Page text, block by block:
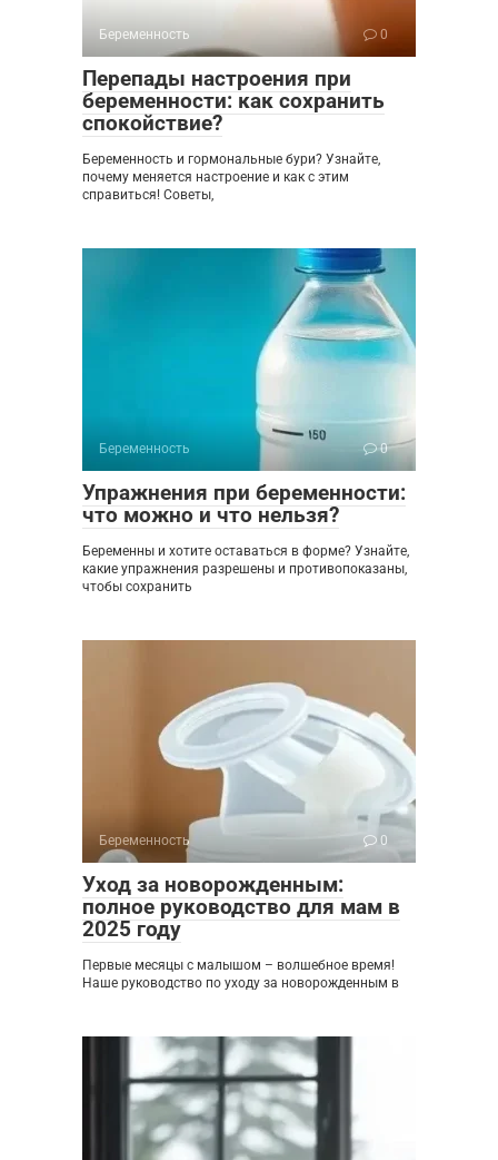
Беременность 0
Перепады настроения при
беременности: как сохранить
спокойствие?
Беременность и гормональные бури? Узнайте,
почему меняется настроение и как с этим
справиться! Советы,
Беременность 0
Упражнения при беременности:
что можно и что нельзя?
Беременны и хотите оставаться в форме? Узнайте,
какие упражнения разрешены и противопоказаны,
чтобы сохранить
Беременность 0
Уход за новорожденным:
полное руководство для мам в
2025 году
Первые месяцы с малышом – волшебное время!
Наше руководство по уходу за новорожденным в